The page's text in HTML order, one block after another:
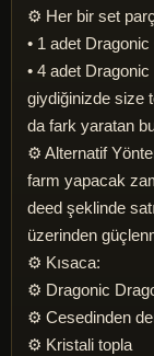
⚙️ Her bir set
• 1 adet
• 4 adet
giydiğinizde size
da fark yaratan
⚙️ Alternatif
farm yapacak
deed şeklinde
üzerinden
⚙️ Kısaca:
⚙️ Dragonic
⚙️ Cesedinden
⚙️ Kristali topla